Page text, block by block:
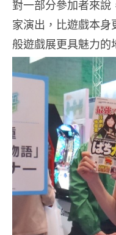
對一部分參加者來說
家演出，比遊戲本
般遊戲展更具魅力的